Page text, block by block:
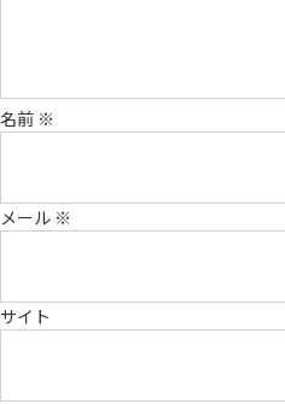
名前 ※
メール ※
サイト